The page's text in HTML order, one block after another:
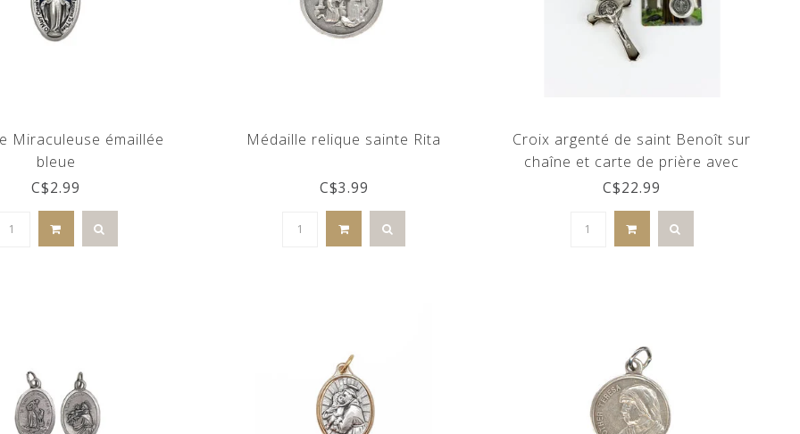
Miraculeuse émaillée
bleue
C$2.99
Médaille relique sainte Rita
C$3.99
Croix argenté de saint Benoît sur
chaîne et carte de prière avec
médaille
C$22.99